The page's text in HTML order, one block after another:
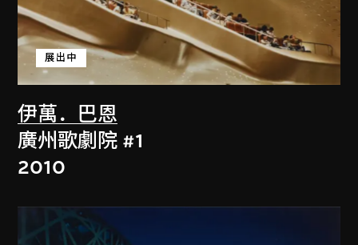
伊萬．巴恩
展出中
廣州歌劇院 #1
2010